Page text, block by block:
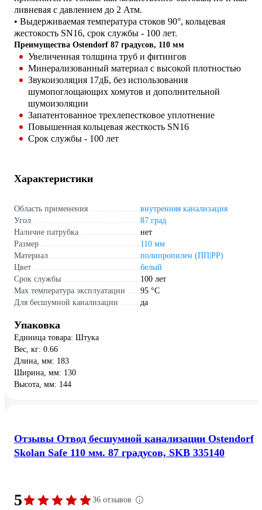
ливневая с давлением до 2 Атм.
• Выдерживаемая температура стоков 90°, кольцевая
жестокость SN16, срок службы - 100 лет.
Преимущества Ostendorf 87 градусов, 110 мм
Увеличенная толщина труб и фитингов
Минерализованный материал с высокой плотностью
Звукоизоляция 17дБ, без использования
шумопоглощающих хомутов и дополнительной
шумоизоляции
Запатентованное трехлепестковое уплотнение
Повышенная кольцевая жесткость SN16
Срок службы - 100 лет
Характеристики
Область применения
внутренняя канализация
Угол
87 град
Наличие патрубка
нет
Размер
110 мм
Материал
полипропилен (ПП|PP)
Цвет
белый
Срок службы
100 лет
Max температура эксплуатации
95 °С
Для бесшумной канализации
да
Упаковка
Единица товара: Штука
Вес, кг: 0.66
Длина, мм: 183
Ширина, мм: 130
Высота, мм: 144
Отзывы Отвод бесшумной канализации Ostendorf
Skolan Safe 110 мм. 87 градусов, SKB 335140
5 36 отзывов